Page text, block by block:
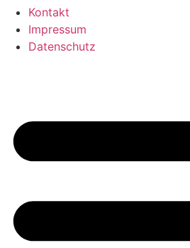
Kontakt
Impressum
Datenschutz